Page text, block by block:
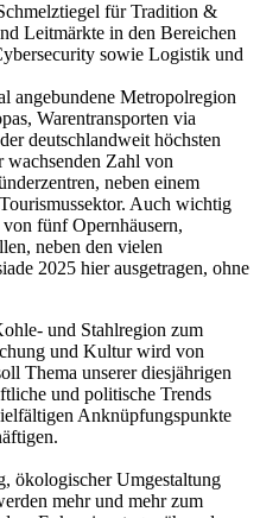
für Tradition &
Leitmärkte in den Bereichen
sowie Logistik und
angebundene Metropolregion
Warentransporten via
deutschlandweit höchsten
wachsenden Zahl von
neben einem
Auch wichtig
fünf Opernhäusern,
neben den vielen
2025 hier ausgetragen, ohne
und Stahlregion zum
und Kultur wird von
Thema unserer diesjährigen
und politische Trends
Anknüpfungspunkte
ökologischer Umgestaltung
mehr und mehr zum